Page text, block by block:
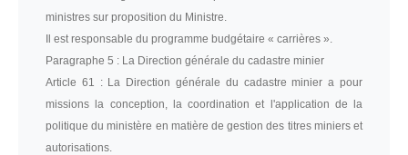
ministres sur proposition du Ministre.
Il est responsable du programme budgétaire « carrières ».
Paragraphe 5 : La Direction générale du cadastre minier
Article 61 : La Direction générale du cadastre minier a pour
missions la conception, la coordination et l'application de la
politique du ministère en matière de gestion des titres miniers et
autorisations.